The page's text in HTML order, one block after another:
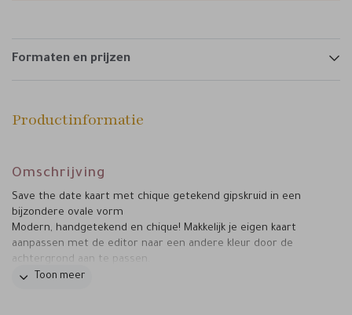
Formaten en prijzen
Productinformatie
Omschrijving
Save the date kaart met chique getekend gipskruid in een
bijzondere ovale vorm
Modern, handgetekend en chique! Makkelijk je eigen kaart
aanpassen met de editor naar een andere kleur door de
achtergrond aan te passen.
Toon meer